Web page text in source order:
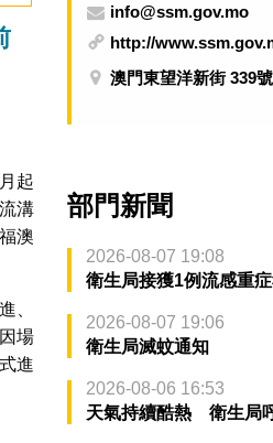
起
溝
澳
、
場
進
info@ssm.gov.mo
http://
澳門東望洋新街 339
部門新聞
2026-08-07 19:08
衛生局接獲1例流感重
2026-08-07 19:06
衛生局滅蚊通知
2026-08-06 16:53
天氣持續酷熱 衛生局